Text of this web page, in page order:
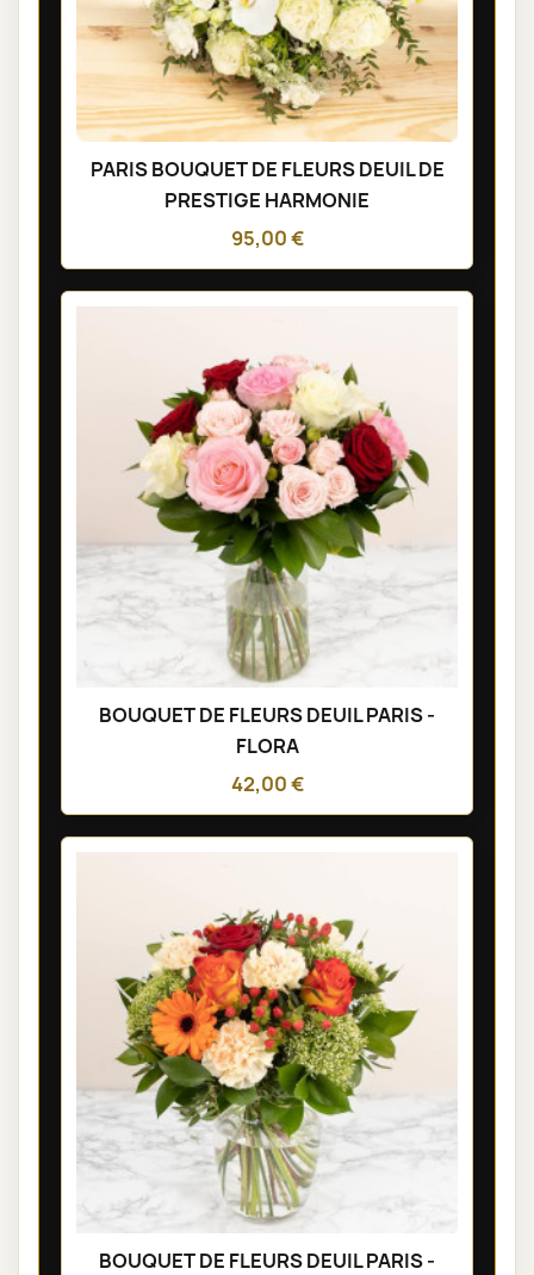
PARIS BOUQUET DE FLEURS DEUIL DE
PRESTIGE HARMONIE
95,00 €
BOUQUET DE FLEURS DEUIL PARIS -
FLORA
42,00 €
BOUQUET DE FLEURS DEUIL PARIS -